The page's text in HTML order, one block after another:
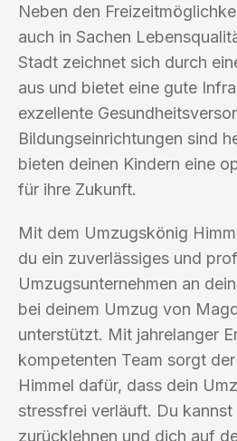
Neben den
auch in Sachen
Stadt zeichnet sich durch
aus und bietet eine gute
exzellente
Bildungseinrichtungen sind
bieten deinen Kindern eine
für ihre Zukunft.
Mit dem Umzugskönig
du ein zuverlässiges und
Umzugsunternehmen an
bei deinem Umzug von
unterstützt. Mit jahrelanger
kompetenten Team sorgt
Himmel dafür, dass dein
stressfrei verläuft. Du
zurücklehnen und dich auf